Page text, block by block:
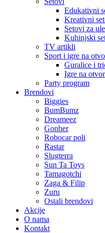
Edukativni
Kreativni
Setovi za
Kuhinjski
TV artikli
Sport i igre na
Guralice i
Igre na
Party program
Brendovi
Biggies
BumBumz
Dreameez
Gonher
Robocar poli
Rastar
Slugterra
Sun Ta Toys
Tamagotchi
Zaga & Filip
Zuru
Ostali brendovi
Akcije
O nama
Kontakt